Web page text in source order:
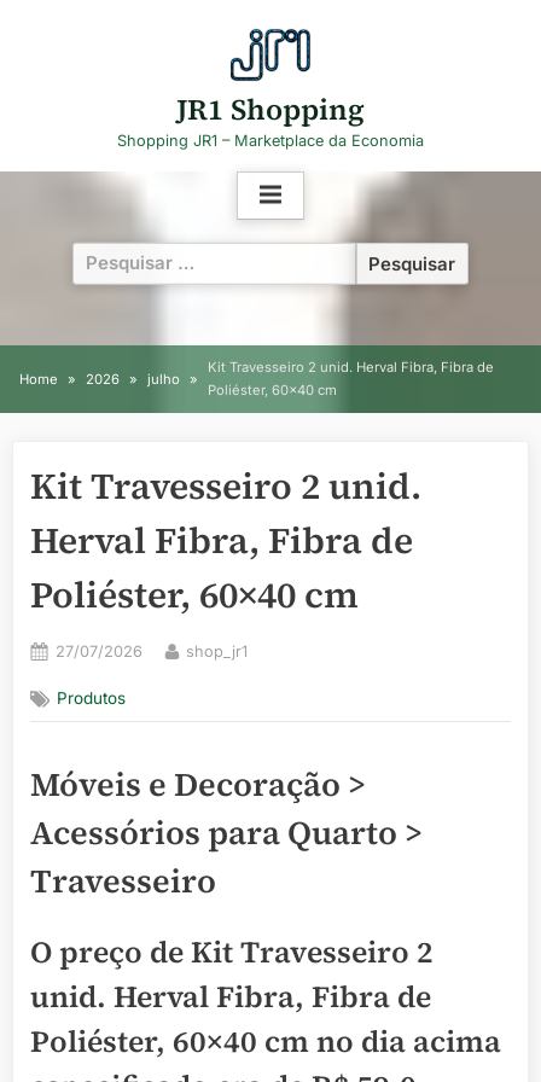
JR1 Shopping
Shopping JR1 – Marketplace da Economia
Pesquisar
por:
Home 2026 julho
Kit Travesseiro 2 unid. Herval Fibra, Fibra de
Poliéster, 60×40 cm
Kit Travesseiro 2 unid.
Herval Fibra, Fibra de
Poliéster, 60×40 cm
Posted
27/07/2026 By
shop_jr1
Produtos
Móveis e Decoração >
Acessórios para Quarto >
Travesseiro
O preço de Kit Travesseiro 2
unid. Herval Fibra, Fibra de
Poliéster, 60×40 cm no dia acima